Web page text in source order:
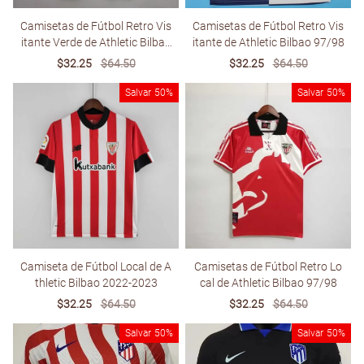
Camisetas de Fútbol Retro Vis
itante Verde de Athletic Bilbao
2011
Sale
$32.25
Regular
$64.50
Camisetas de Fútbol Retro Vis
itante de Athletic Bilbao 97/98
Sale
$32.25
Regular
$64.50
Salvar 50%
Camiseta de Fútbol Local de A
thletic Bilbao 2022-2023
Sale
$32.25
Regular
$64.50
Salvar 50%
Camisetas de Fútbol Retro Lo
cal de Athletic Bilbao 97/98
Sale
$32.25
Regular
$64.50
Salvar 50% Salvar 50%